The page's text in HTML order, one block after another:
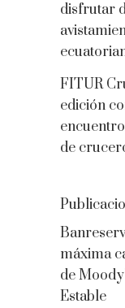
disfrutar
FITUR
edición
de
máxima
de
Estable